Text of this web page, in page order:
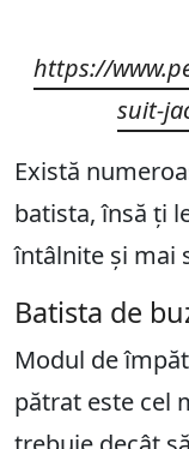
https://
suit-
Există
batista, însă ți
întâlnite și mai
Batista de
Modul de
pătrat este cel